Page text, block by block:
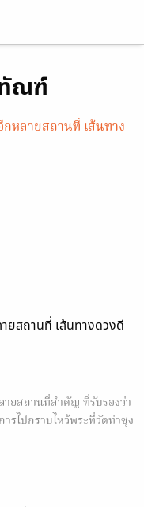
ณฑ์
ยสถานที่ เส้นทางดวงดี
ายสถานที่สำคัญ ที่รับรองว่า
รไปกราบไหว้พระที่วัดท่าซุง